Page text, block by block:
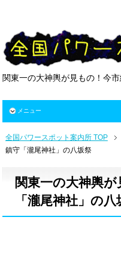
関東一の大神輿が見もの！今
メニュー
全国パワースポット案内所 TOP
鎮守「瀧尾神社」の八坂祭
関東一の大神輿
「瀧尾神社」の八